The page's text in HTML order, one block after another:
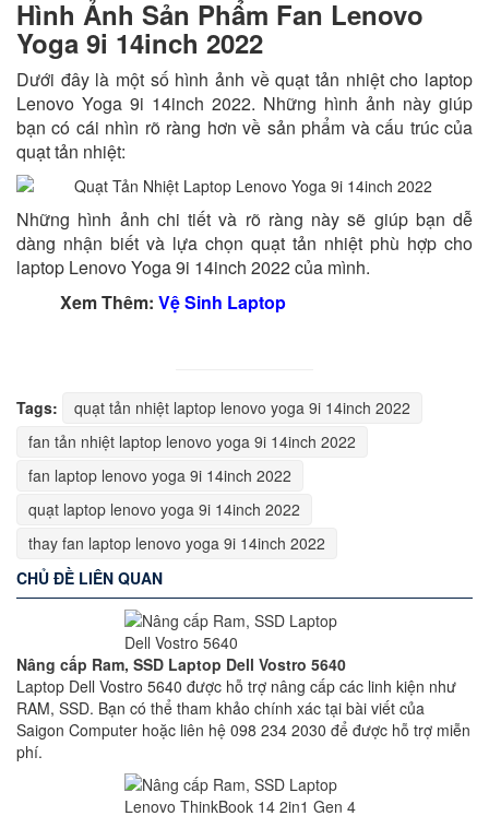
Hình Ảnh Sản Phẩm Fan Lenovo
Yoga 9i 14inch 2022
Dưới đây là một số hình ảnh về quạt tản nhiệt cho laptop
Lenovo Yoga 9i 14inch 2022. Những hình ảnh này giúp
bạn có cái nhìn rõ ràng hơn về sản phẩm và cấu trúc của
quạt tản nhiệt:
Những hình ảnh chi tiết và rõ ràng này sẽ giúp bạn dễ
dàng nhận biết và lựa chọn quạt tản nhiệt phù hợp cho
laptop Lenovo Yoga 9i 14inch 2022 của mình.
Xem Thêm: Vệ Sinh Laptop
Tags:
quạt tản nhiệt laptop lenovo yoga 9i 14inch 2022
fan tản nhiệt laptop lenovo yoga 9i 14inch 2022
fan laptop lenovo yoga 9i 14inch 2022
quạt laptop lenovo yoga 9i 14inch 2022
thay fan laptop lenovo yoga 9i 14inch 2022
CHỦ ĐỀ LIÊN QUAN
Nâng cấp Ram, SSD Laptop Dell Vostro 5640
Laptop Dell Vostro 5640 được hỗ trợ nâng cấp các linh kiện như
RAM, SSD. Bạn có thể tham khảo chính xác tại bài viết của
Saigon Computer hoặc liên hệ 098 234 2030 để được hỗ trợ miễn
phí.